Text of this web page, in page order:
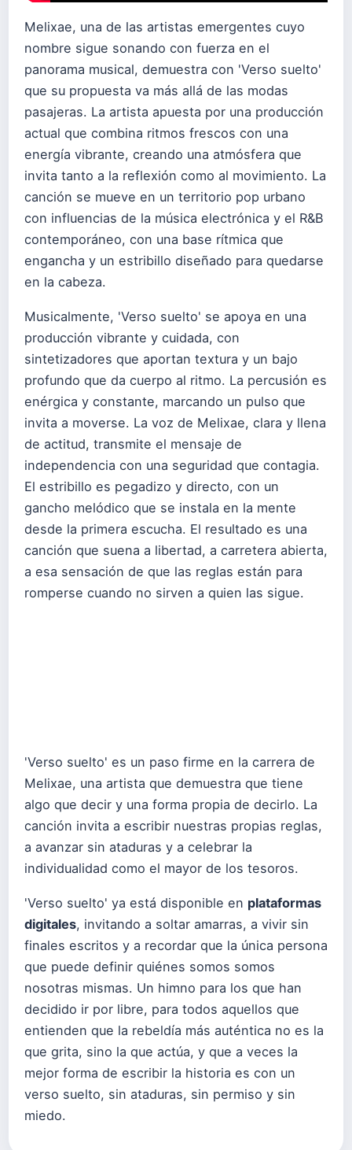
Melixae, una de las artistas emergentes cuyo
nombre sigue sonando con fuerza en el
panorama musical, demuestra con 'Verso suelto'
que su propuesta va más allá de las modas
pasajeras. La artista apuesta por una producción
actual que combina ritmos frescos con una
energía vibrante, creando una atmósfera que
invita tanto a la reflexión como al movimiento. La
canción se mueve en un territorio pop urbano
con influencias de la música electrónica y el R&B
contemporáneo, con una base rítmica que
engancha y un estribillo diseñado para quedarse
en la cabeza.
Musicalmente, 'Verso suelto' se apoya en una
producción vibrante y cuidada, con
sintetizadores que aportan textura y un bajo
profundo que da cuerpo al ritmo. La percusión es
enérgica y constante, marcando un pulso que
invita a moverse. La voz de Melixae, clara y llena
de actitud, transmite el mensaje de
independencia con una seguridad que contagia.
El estribillo es pegadizo y directo, con un
gancho melódico que se instala en la mente
desde la primera escucha. El resultado es una
canción que suena a libertad, a carretera abierta,
a esa sensación de que las reglas están para
romperse cuando no sirven a quien las sigue.
'Verso suelto' es un paso firme en la carrera de
Melixae, una artista que demuestra que tiene
algo que decir y una forma propia de decirlo. La
canción invita a escribir nuestras propias reglas,
a avanzar sin ataduras y a celebrar la
individualidad como el mayor de los tesoros.
'Verso suelto' ya está disponible en plataformas
digitales, invitando a soltar amarras, a vivir sin
finales escritos y a recordar que la única persona
que puede definir quiénes somos somos
nosotras mismas. Un himno para los que han
decidido ir por libre, para todos aquellos que
entienden que la rebeldía más auténtica no es la
que grita, sino la que actúa, y que a veces la
mejor forma de escribir la historia es con un
verso suelto, sin ataduras, sin permiso y sin
miedo.